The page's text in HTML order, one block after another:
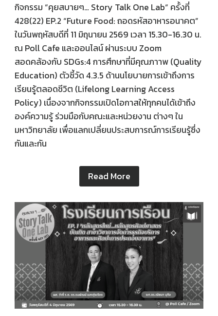
กิจกรรม “คุยสบายๆ… Story Talk One Lab“ ครั้งที่
428(22) EP.2 “Future Food: ถอดรหัสอาหารอนาคต”
ในวันพฤหัสบดีที่ 11 มิถุนายน 2569 เวลา 15.30-16.30 น.
ณ Poll Cafe และออนไลน์ ผ่านระบบ Zoom
สอดคล้องกับ SDGs:4 การศึกษาที่มีคุณภาาพ (Quality
Education) ตัวชี้วัด 4.3.5 ด้านนโยบายการเข้าถึงการ
เรียนรู้ตลอดชีวิต (Lifelong Learning Access
Policy) เนื่องจากกิจกรรมเปิดโอกาสให้ทุกคนได้เข้าถึง
องค์ความรู้ ร่วมมือกับคณะและหน่วยงาน ต่างๆ ใน
มหาวิทยาลัย เพื่อแลกเปลี่ยนประสบการณ์การเรียนรู้ซึ่ง
กันและกัน
Read More